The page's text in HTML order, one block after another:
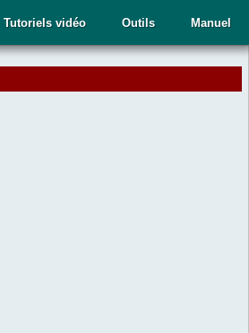
Manuel
Outils
Tutoriels vidéo